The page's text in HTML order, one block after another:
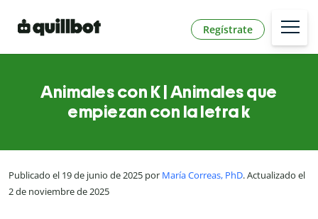
Regístrate
Animales con K | Animales que
empiezan con la letra k
Publicado el 19 de junio de 2025 por María Correas, PhD. Actualizado el
2 de noviembre de 2025